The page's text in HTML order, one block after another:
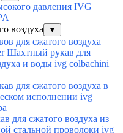
давления IVG
воздуха
▼
для сжатого воздуха
Шахтный рукав для
и воды ivg colbachini
для сжатого воздуха в
исполнении ivg
для сжатого воздуха из
стальной проволоки ivg